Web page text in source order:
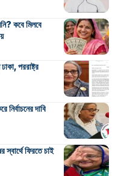
কবে মিলবে
পররাষ্ট্র
দাবি
স্বার্থে ফিরতে চাই